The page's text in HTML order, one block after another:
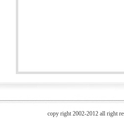
copy right 2002-2012 all right